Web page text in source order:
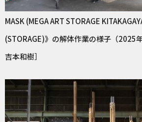
MASK (MEGA ART STORAGE
(STORAGE)》の解体作業の様子（2025
吉本和樹］